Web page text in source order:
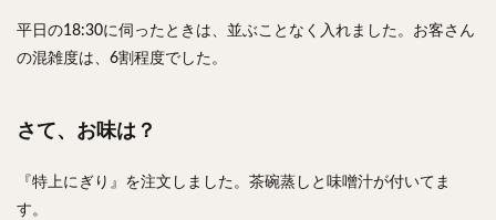
平日の18:30に伺ったときは、並ぶことなく入れました。お客さん
の混雑度は、6割程度でした。
さて、お味は？
『特上にぎり』を注文しました。茶碗蒸しと味噌汁が付いてま
す。